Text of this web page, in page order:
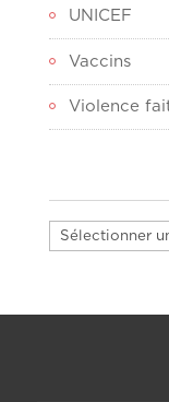
UNICEF
Vaccins
Violence
Archives